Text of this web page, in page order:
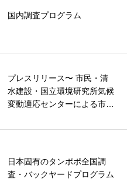
国内調査プログラム
プレスリリース〜 市民・清
水建設・国立環境研究所気候
変動適応センターによる市民
日本固有のタンポポ全国調
査・バックヤードプログラム